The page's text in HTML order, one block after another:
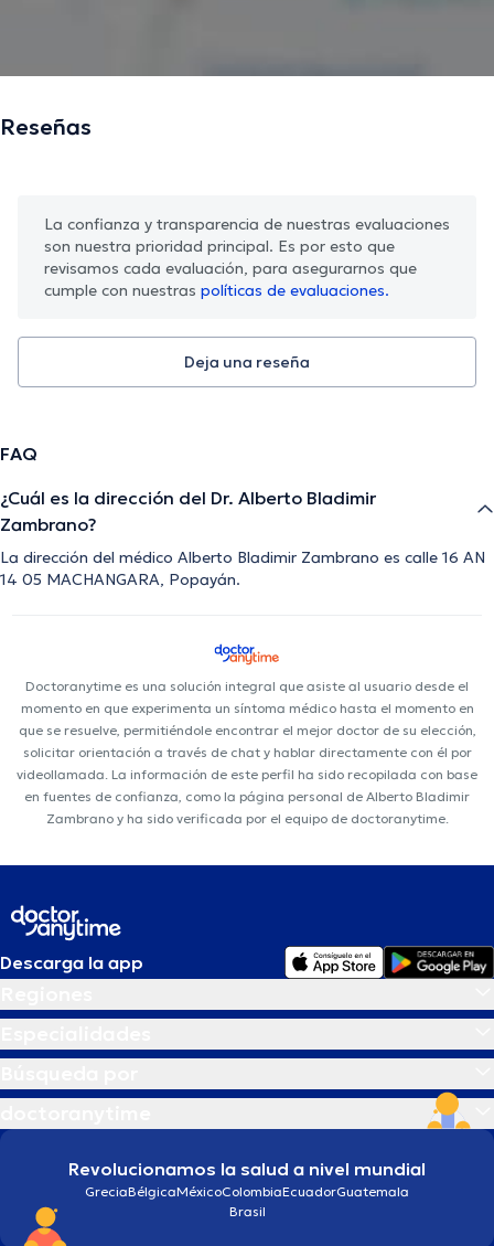
Reseñas
La confianza y transparencia de nuestras evaluaciones
son nuestra prioridad principal. Es por esto que
revisamos cada evaluación, para asegurarnos que
cumple con nuestras políticas de evaluaciones.
Deja una reseña
FAQ
¿Cuál es la dirección del Dr. Alberto Bladimir
Zambrano?
La dirección del médico Alberto Bladimir Zambrano es calle 16 AN
14 05 MACHANGARA, Popayán.
Doctoranytime es una solución integral que asiste al usuario desde el
momento en que experimenta un síntoma médico hasta el momento en
que se resuelve, permitiéndole encontrar el mejor doctor de su elección,
solicitar orientación a través de chat y hablar directamente con él por
videollamada. La información de este perfil ha sido recopilada con base
en fuentes de confianza, como la página personal de Alberto Bladimir
Zambrano y ha sido verificada por el equipo de doctoranytime.
Descarga la app
Revolucionamos la salud a nivel mundial
GreciaBélgicaMéxicoColombiaEcuadorGuatemala
Brasil